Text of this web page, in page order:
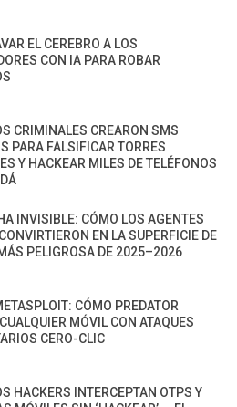
EL CEREBRO A LOS
CON IA PARA ROBAR
CRIMINALES CREARON SMS
PARA FALSIFICAR TORRES
Y HACKEAR MILES DE TELÉFONOS
INVISIBLE: CÓMO LOS AGENTES
EN LA SUPERFICIE DE
PELIGROSA DE 2025–2026
CÓMO PREDATOR
MÓVIL CON ATAQUES
CERO-CLIC
HACKERS INTERCEPTAN OTPS Y